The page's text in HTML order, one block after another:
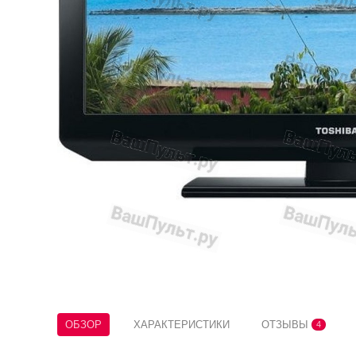
ОБЗОР ХАРАКТЕРИСТИКИ ОТЗЫВЫ 4